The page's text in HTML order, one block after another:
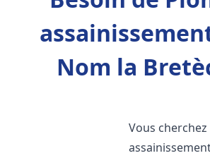
Nom la
Vous